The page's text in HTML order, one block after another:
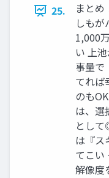
25.
まとめ
しもが
1,000
い 上
事量で
てれば
のも
は、選
とし
は『ス
てこい
解像度